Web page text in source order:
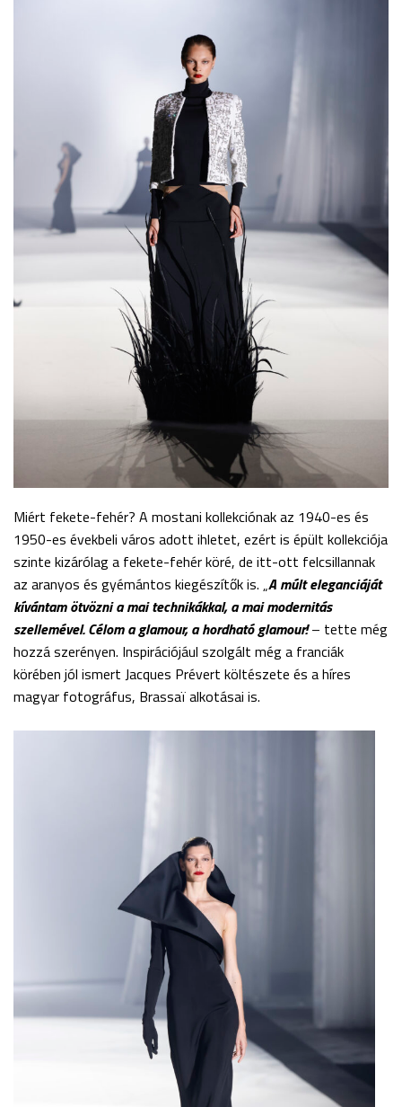
Miért fekete-fehér? A mostani kollekciónak az 1940-es és
1950-es évekbeli város adott ihletet, ezért is épült kollekciója
szinte kizárólag a fekete-fehér köré, de itt-ott felcsillannak
az aranyos és gyémántos kiegészítők is. „A múlt eleganciáját
kívántam ötvözni a mai technikákkal, a mai modernitás
szellemével. Célom a glamour, a hordható glamour!– tette még
hozzá szerényen. Inspirációjául szolgált még a franciák
körében jól ismert Jacques Prévert költészete és a híres
magyar fotográfus, Brassaï alkotásai is.